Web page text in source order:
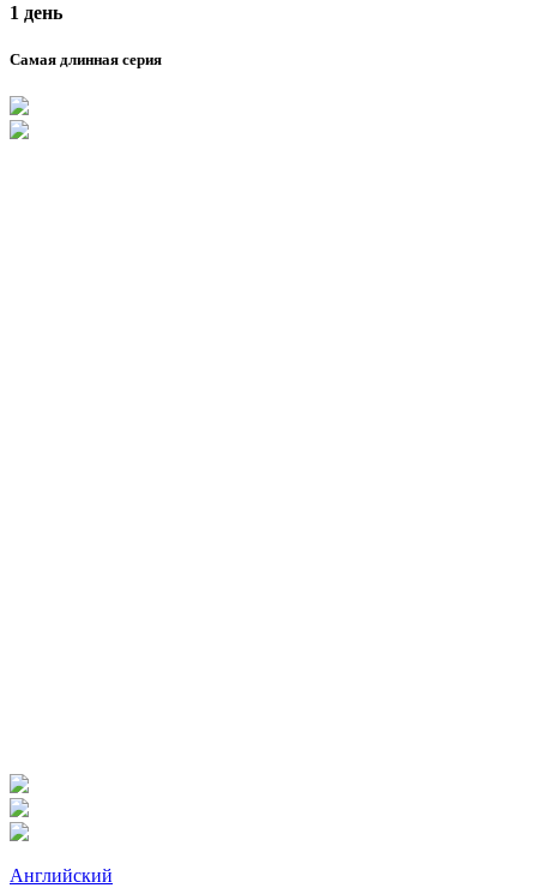
1 день
Самая длинная серия
Английский